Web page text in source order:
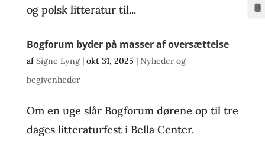
og polsk litteratur til...
Bogforum byder på masser af oversættelse
afSigne Lyng| okt 31, 2025 | Nyheder og
begivenheder
Om en uge slår Bogforum dørene op til tre
dages litteraturfest i Bella Center.